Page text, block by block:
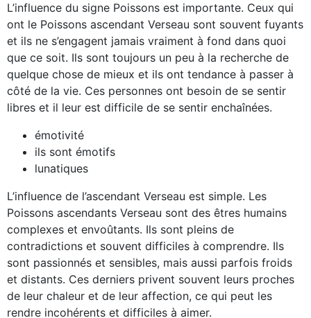
L’influence du signe Poissons est importante. Ceux qui
ont le Poissons ascendant Verseau sont souvent fuyants
et ils ne s’engagent jamais vraiment à fond dans quoi
que ce soit. Ils sont toujours un peu à la recherche de
quelque chose de mieux et ils ont tendance à passer à
côté de la vie. Ces personnes ont besoin de se sentir
libres et il leur est difficile de se sentir enchaînées.
émotivité
ils sont émotifs
lunatiques
L’influence de l’ascendant Verseau est simple. Les
Poissons ascendants Verseau sont des êtres humains
complexes et envoûtants. Ils sont pleins de
contradictions et souvent difficiles à comprendre. Ils
sont passionnés et sensibles, mais aussi parfois froids
et distants. Ces derniers privent souvent leurs proches
de leur chaleur et de leur affection, ce qui peut les
rendre incohérents et difficiles à aimer.